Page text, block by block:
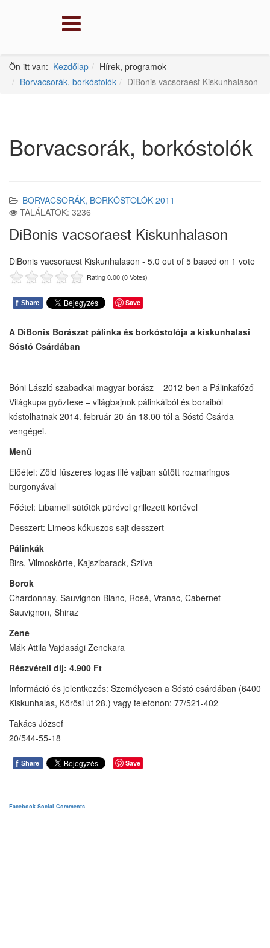
Ön itt van: Kezdőlap
Hírek, programok
Borvacsorák, borkóstolók
DiBonis vacsoraest Kiskunhalason
Borvacsorák, borkóstolók
BORVACSORÁK, BORKÓSTOLÓK 2011
TALÁLATOK: 3236
DiBonis vacsoraest Kiskunhalason
DiBonis vacsoraest Kiskunhalason - 5.0 out of 5 based on 1 vote
Rating 0.00 (0 Votes)
f Share Save
A DiBonis Borászat pálinka és borkóstolója a kiskunhalasi
Sóstó Csárdában
Bóni László szabadkai magyar borász – 2012-ben a Pálinkafőző
Világkupa győztese – világbajnok pálinkáiból és boraiból
kóstolhatnak 2014. február 20-án 18.00-tól a Sóstó Csárda
vengégei.
Menü
Előétel: Zöld fűszeres fogas filé vajban sütött rozmaringos
burgonyával
Főétel: Libamell sütőtök pürével grillezett körtével
Desszert: Limeos kókuszos sajt desszert
Pálinkák
Birs, Vilmoskörte, Kajszibarack, Szilva
Borok
Chardonnay, Sauvignon Blanc, Rosé, Vranac, Cabernet
Sauvignon, Shiraz
Zene
Mák Attila Vajdasági Zenekara
Részvételi díj: 4.900 Ft
Információ és jelentkezés: Személyesen a Sóstó csárdában (6400
Kiskunhalas, Kőrösi út 28.) vagy telefonon: 77/521-402
Takács József
20/544-55-18
f Share Save
Facebook Social Comments